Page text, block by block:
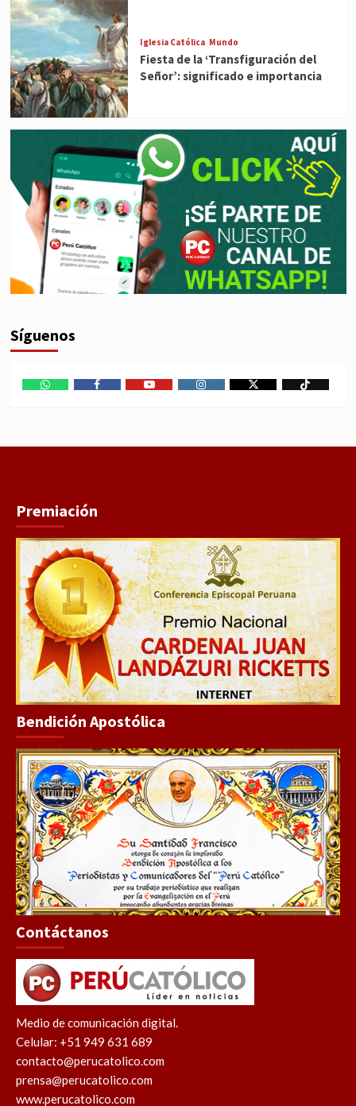
Iglesia Católica Mundo
Fiesta de la ‘Transfiguración del
Señor’: significado e importancia
Síguenos
Premiación
Bendición Apostólica
Contáctanos
Medio de comunicación digital.
Celular: +51 949 631 689
contacto@perucatolico.com
prensa@perucatolico.com
www.perucatolico.com